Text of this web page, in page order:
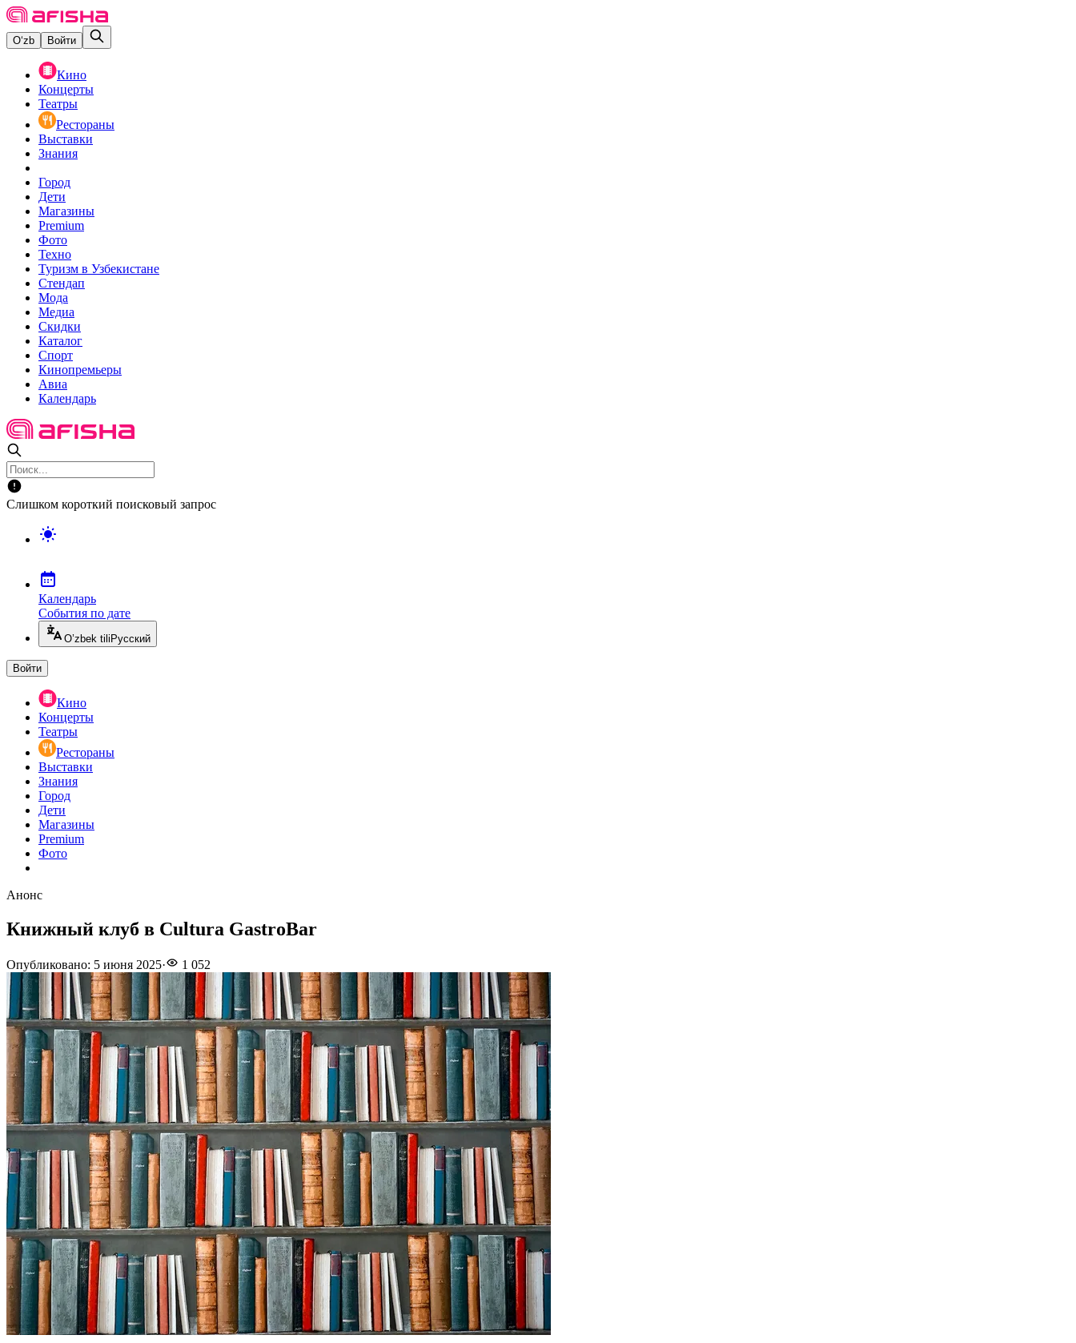
O‘zb Войти
Кино
Концерты
Театры
Рестораны
Выставки
Знания
Город
Дети
Магазины
Premium
Фото
Техно
Туризм в Узбекистане
Стендап
Мода
Медиа
Скидки
Каталог
Спорт
Кинопремьеры
Авиа
Календарь
Слишком короткий поисковый запрос
Календарь
События по дате
O’zbek tili Русский
Войти
Кино
Концерты
Театры
Рестораны
Выставки
Знания
Город
Дети
Магазины
Premium
Фото
Анонс
Книжный клуб в Cultura GastroBar
Опубликовано: 5 июня 2025· 1 052